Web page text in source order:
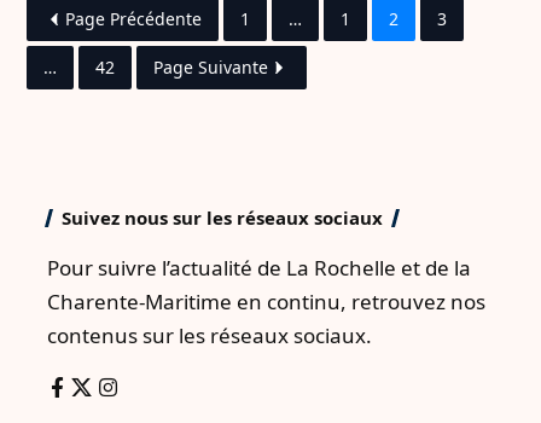
Page Précédente 1 … 1 2 3
… 42 Page Suivante
Suivez nous sur les réseaux sociaux
Pour suivre l’actualité de La Rochelle et de la
Charente-Maritime en continu, retrouvez nos
contenus sur les réseaux sociaux.